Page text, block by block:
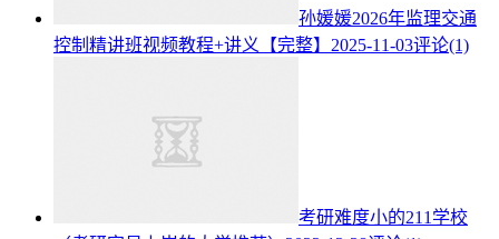
孙媛媛2026年监理交通
控制精讲班视频教程+讲义【完整】 2025-11-03评论(1)
考研难度小的211学校